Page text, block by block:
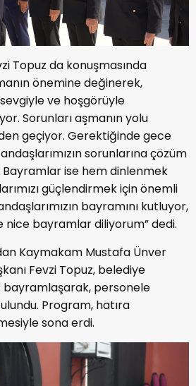
Topuz da konuşmasında
önemine değinerek,
ve hoşgörüyle
Sorunları aşmanın yolu
geçiyor. Gerektiğinde gece
sorunlarına çözüm
Bayramlar ise hem dinlenmek
güçlendirmek için önemli
bayramını kutluyor,
nice bayramlar diliyorum” dedi.
Kaymakam Mustafa Ünver
Fevzi Topuz, belediye
bayramlaşarak, personele
Program, hatıra
sona erdi.